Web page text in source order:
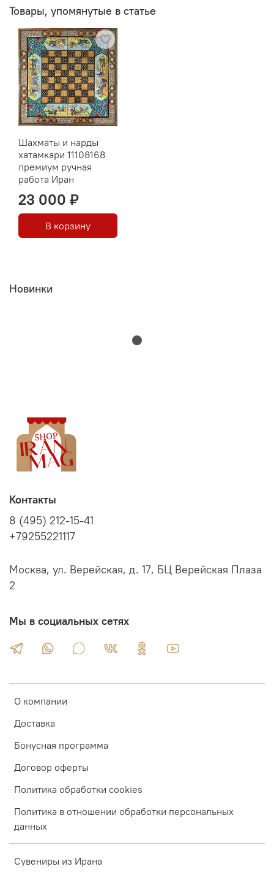
Товары, упомянутые в статье
Шахматы и нарды
хатамкари 11108168
премиум ручная
работа Иран
23 000 ₽
В корзину
Новинки
О компании
Доставка
Бонусная программа
Договор оферты
Политика обработки cookies
Политика в отношении обработки персональных
данных
Сувениры из Ирана
Контакты
8 (495) 212-15-41
+79255221117
Москва, ул. Верейская, д. 17, БЦ Верейская Плаза
2
Мы в социальных сетях